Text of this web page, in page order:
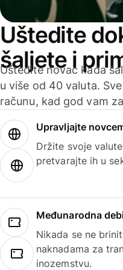
Uštedite
šaljete i
Uštedite novac kada
u više od 40 valuta.
računu, kad god vam
Upravljajte
Držite svoje
pretvarajte ih u
Međunarodna
Nikada se ne
naknadama za
inozemstvu.